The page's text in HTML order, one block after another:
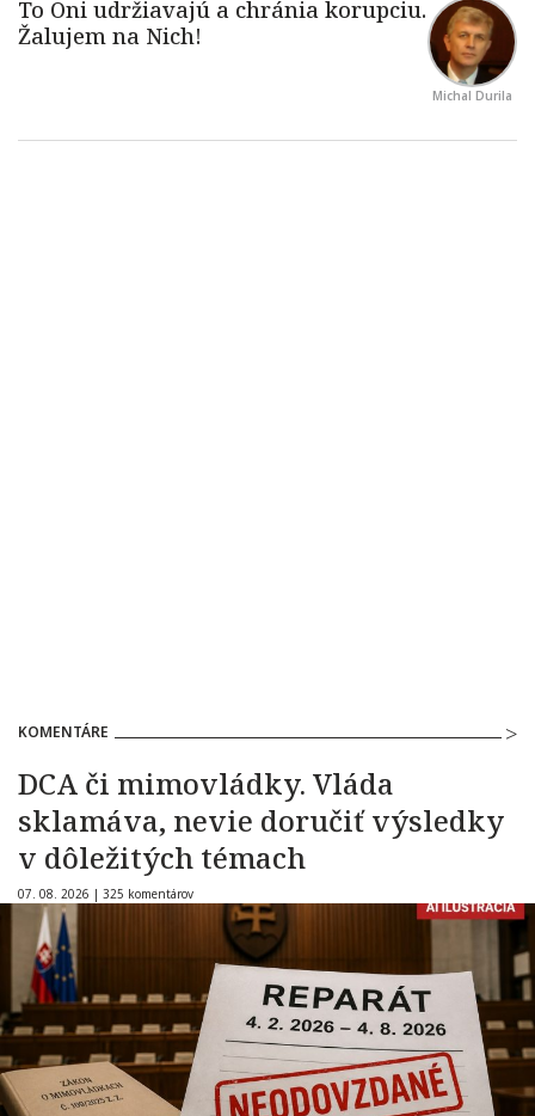
Michal Durila
KOMENTÁRE
DCA či mimovládky. Vláda
sklamáva, nevie doručiť výsledky
v dôležitých témach
07. 08. 2026 | 325 komentárov